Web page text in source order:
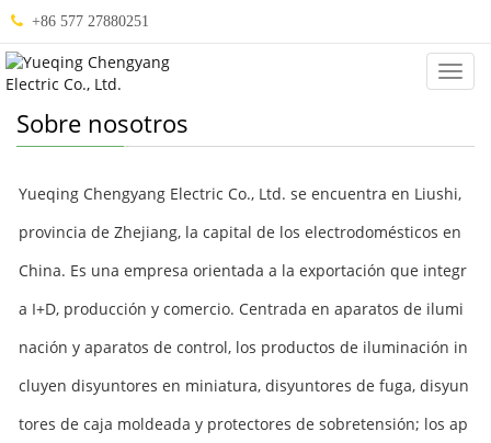
+86 577 27880251
Us
Sobre nosotros
Yueqing Chengyang Electric Co., Ltd. se encuentra en Liushi,
provincia de Zhejiang, la capital de los electrodomésticos en
China. Es una empresa orientada a la exportación que integr
a I+D, producción y comercio. Centrada en aparatos de ilumi
nación y aparatos de control, los productos de iluminación in
cluyen disyuntores en miniatura, disyuntores de fuga, disyun
tores de caja moldeada y protectores de sobretensión; los ap